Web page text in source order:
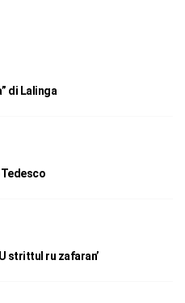
di Lalinga
strittul ru zafaran’